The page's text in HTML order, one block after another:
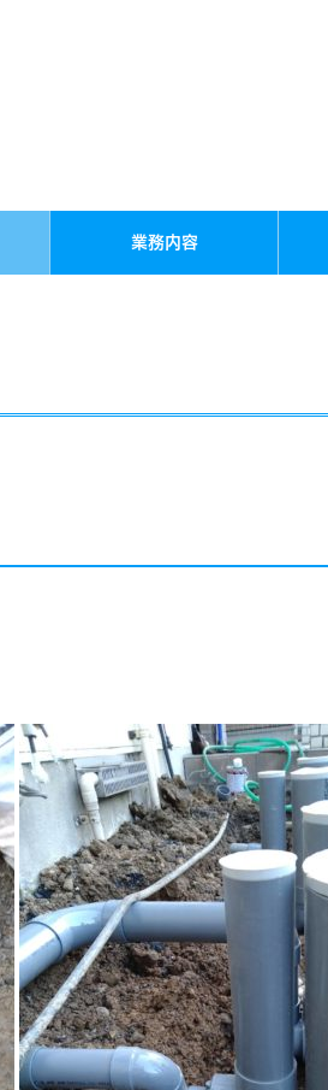
業務内容